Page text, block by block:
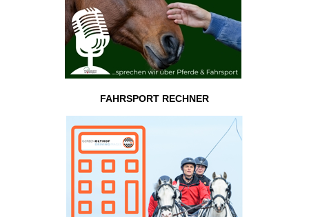
FAHRSPORT RECHNER